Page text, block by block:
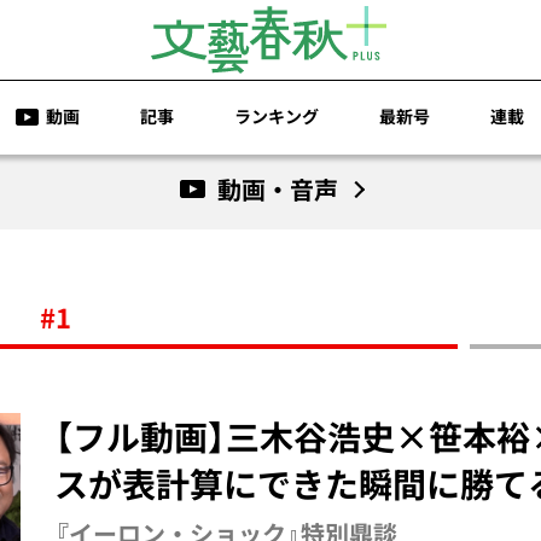
動画 記事 ランキング 最新号 連載
動画・音声
#1
【フル動画】三木谷浩史×笹本
スが表計算にできた瞬間に勝て
『イーロン・ショック』特別鼎談